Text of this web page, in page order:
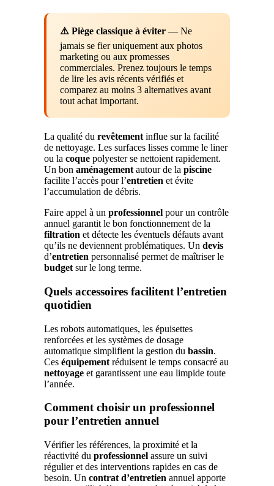
⚠️ Piège classique à éviter — Ne
jamais se fier uniquement aux photos
marketing ou aux promesses
commerciales. Prenez toujours le temps
de lire les avis récents vérifiés et
comparez au moins 3 alternatives avant
tout achat important.
La qualité du revêtement influe sur la facilité
de nettoyage. Les surfaces lisses comme le liner
ou la coque polyester se nettoient rapidement.
Un bon aménagement autour de la piscine
facilite l’accès pour l’entretien et évite
l’accumulation de débris.
Faire appel à un professionnel pour un contrôle
annuel garantit le bon fonctionnement de la
filtration et détecte les éventuels défauts avant
qu’ils ne deviennent problématiques. Un devis
d’entretien personnalisé permet de maîtriser le
budget sur le long terme.
Quels accessoires facilitent l’entretien
quotidien
Les robots automatiques, les épuisettes
renforcées et les systèmes de dosage
automatique simplifient la gestion du bassin.
Ces équipement réduisent le temps consacré au
nettoyage et garantissent une eau limpide toute
l’année.
Comment choisir un professionnel
pour l’entretien annuel
Vérifier les références, la proximité et la
réactivité du professionnel assure un suivi
régulier et des interventions rapides en cas de
besoin. Un contrat d’entretien annuel apporte